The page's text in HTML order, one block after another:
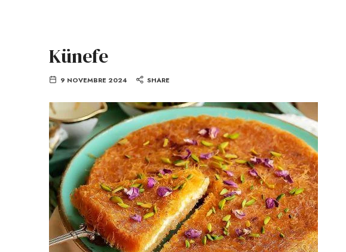
Künefe
9 NOVEMBRE 2024 SHARE